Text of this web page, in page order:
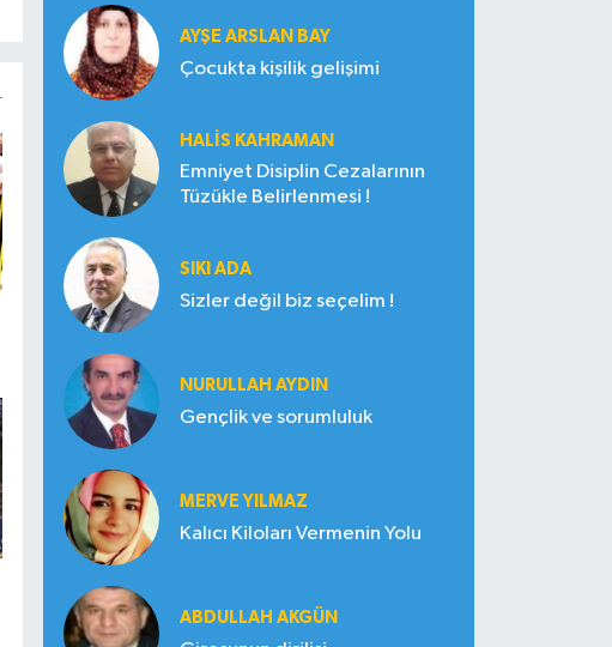
AYŞE ARSLAN BAY
Çocukta kişilik gelişimi
HALIS KAHRAMAN
Emniyet Disiplin Cezalarının
Tüzükle Belirlenmesi !
SIKI ADA
Sizler değil biz seçelim !
NURULLAH AYDIN
Gençlik ve sorumluluk
MERVE YILMAZ
Kalıcı Kiloları Vermenin Yolu
ABDULLAH AKGÜN